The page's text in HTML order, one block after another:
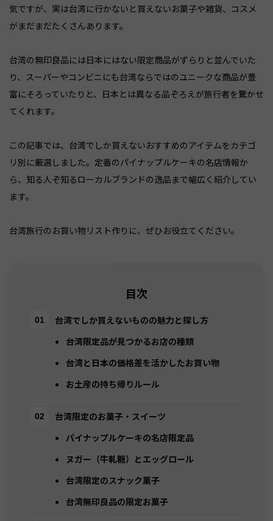
気ですが、実は台湾に行かないと買えないお菓子や雑貨、コスメ
がまだまだたくさんあります。
台湾の無印良品には日本にはない限定商品がずらりと並んでいた
り、スーパーやコンビニにも台湾ならではのユニークな商品が豊
富にそろっていたりと、日本とは異なる品ぞろえが旅行者を驚かせ
てくれます。
この記事では、台湾でしか買えないおすすめのアイテムをカテゴ
リ別に厳選しました。定番のパイナップルケーキの名店情報か
ら、知る人ぞ知るローカルブランドの逸品まで幅広く紹介してい
ます。
台湾旅行のお買い物リスト作りに、ぜひお役立てください。
目次
台湾でしか買えないものの魅力と探し方
台湾限定品が見つかるお店の種類
台湾と日本の価格差を活かしたお買い物
お土産の持ち帰りルール
台湾限定のお菓子・スイーツ
パイナップルケーキの名店限定品
ヌガー（牛軋糖）とエッグロール
台湾限定のスナック菓子
台湾無印良品の限定お菓子